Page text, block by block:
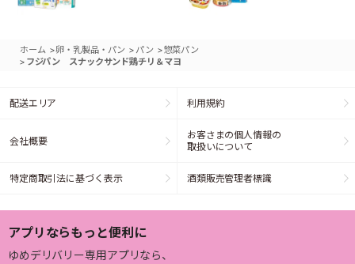
ホーム >卵・乳製品・パン > パン >惣菜パン
> フジパン スナックサンド鶏チリ＆マヨ
配送エリア 利用規約
会社概要
お客さまの個人情報の
取扱いについて
特定商取引法に基づく表示 酒類販売管理者標識
アプリならもっと便利に
ゆめデリバリー専用アプリなら、